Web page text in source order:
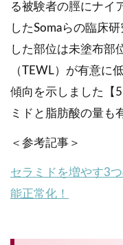
る被験者の脛にナイ
したSomaらの臨床
した部位は未塗布部
（TEWL）が有意に
傾向を示しました【
ミドと脂肪酸の量も
＜参考記事＞
セラミドを増やす3
能正常化！